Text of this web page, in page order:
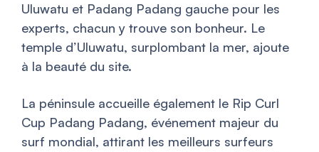
Uluwatu et Padang Padang gauche pour les
experts, chacun y trouve son bonheur. Le
temple d’Uluwatu, surplombant la mer, ajoute
à la beauté du site.
La péninsule accueille également le Rip Curl
Cup Padang Padang, événement majeur du
surf mondial, attirant les meilleurs surfeurs